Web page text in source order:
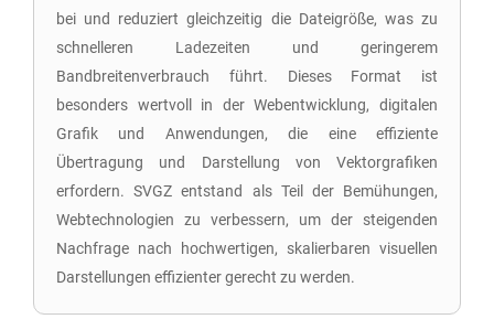
bei und reduziert gleichzeitig die Dateigröße, was zu
schnelleren Ladezeiten und geringerem
Bandbreitenverbrauch führt. Dieses Format ist
besonders wertvoll in der Webentwicklung, digitalen
Grafik und Anwendungen, die eine effiziente
Übertragung und Darstellung von Vektorgrafiken
erfordern. SVGZ entstand als Teil der Bemühungen,
Webtechnologien zu verbessern, um der steigenden
Nachfrage nach hochwertigen, skalierbaren visuellen
Darstellungen effizienter gerecht zu werden.